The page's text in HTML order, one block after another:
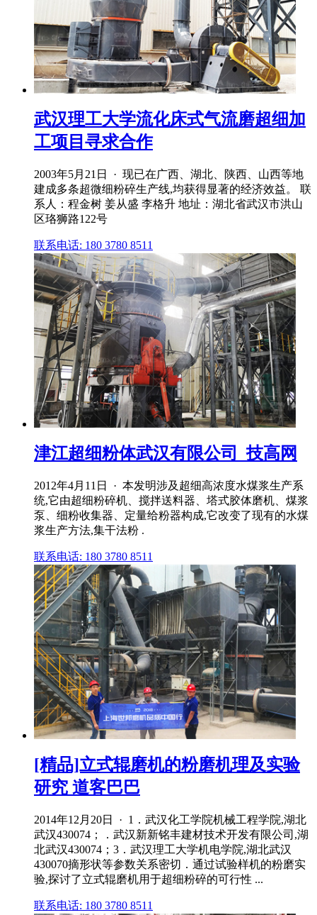
武汉理工大学流化床式气流磨超细加
工项目寻求合作
2003年5月21日 · 现已在广西、湖北、陕西、山西等地
建成多条超微细粉碎生产线,均获得显著的经济效益。 联
系人：程金树 姜从盛 李格升 地址：湖北省武汉市洪山
区珞狮路122号
联系电话: 180 3780 8511
津江超细粉体武汉有限公司_技高网
2012年4月11日 · 本发明涉及超细高浓度水煤浆生产系
统,它由超细粉碎机、搅拌送料器、塔式胶体磨机、煤浆
泵、细粉收集器、定量给粉器构成,它改变了现有的水煤
浆生产方法,集干法粉 .
联系电话: 180 3780 8511
[精品]立式辊磨机的粉磨机理及实验
研究 道客巴巴
2014年12月20日 · 1．武汉化工学院机械工程学院,湖北
武汉430074；．武汉新新铭丰建材技术开发有限公司,湖
北武汉430074；3．武汉理工大学机电学院,湖北武汉
430070摘形状等参数关系密切．通过试验样机的粉磨实
验,探讨了立式辊磨机用于超细粉碎的可行性 ...
联系电话: 180 3780 8511